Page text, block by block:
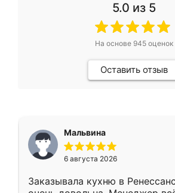
5.0 из 5
На основе 945оценок
Оставить отзыв
Мальвина
6 августа 2026
Заказывала кухню в